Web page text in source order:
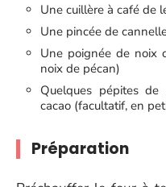
Une cuillère à café de
Une pincée de
Une poignée de noix
noix de pécan)
Quelques pépites
cacao (facultatif, en
Préparation